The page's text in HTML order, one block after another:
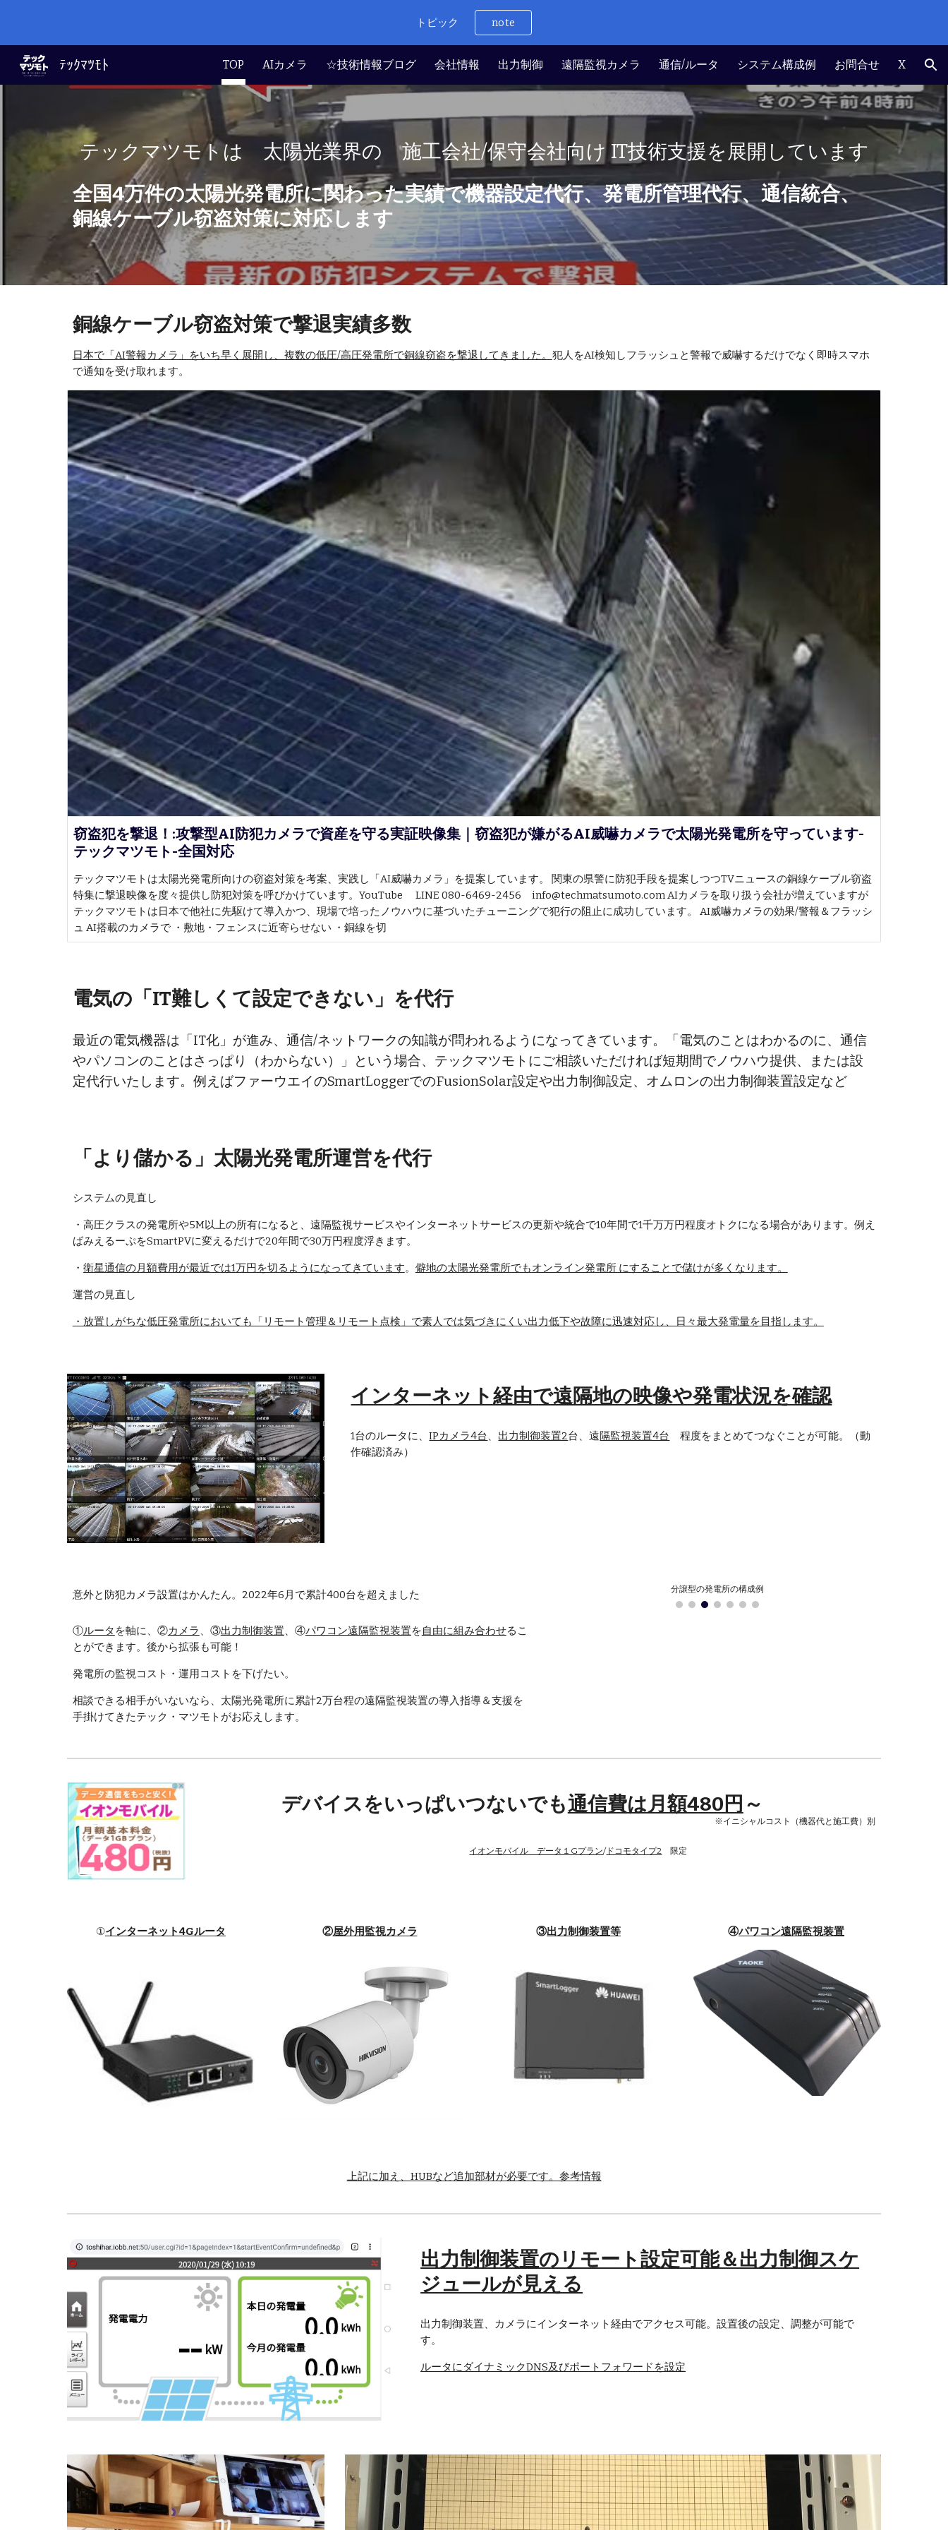
トピック note
ﾃｯｸﾏﾂﾓﾄ TOP AIカメラ ☆技術情報ブログ 会社情報 出力制御 遠隔監視カメラ 通信/ルータ システム構成例 お問合せ X
テックマツモトは 太陽光業界の 施工会社/保守会社向け IT技術支援を展開しています
全国4万件の太陽光発電所に関わった実績で機器設定代行、発電所管理代行、通信統合、
銅線ケーブル窃盗対策に対応します
銅線ケーブル窃盗対策で撃退実績多数
日本で「AI警報カメラ」をいち早く展開し、複数の低圧/高圧発電所で銅線窃盗を撃退してきました。 犯人をAI検知しフラッシュと警報で威嚇するだけでなく即時スマホ
で通知を受け取れます。
窃盗犯を撃退！:攻撃型AI防犯カメラで資産を守る実証映像集｜窃盗犯が嫌がるAI威嚇カメラで太陽光発電所を守っています-
テックマツモト-全国対応
テックマツモトは太陽光発電所向けの窃盗対策を考案、実践し「AI威嚇カメラ」を提案しています。 関東の県警に防犯手段を提案しつつTVニュースの銅線ケーブル窃盗
特集に撃退映像を度々提供し防犯対策を呼びかけています。YouTube LINE 080-6469-2456 info@techmatsumoto.com AIカメラを取り扱う会社が増えていますが
テックマツモトは日本で他社に先駆けて導入かつ、現場で培ったノウハウに基づいたチューニングで犯行の阻止に成功しています。 AI威嚇カメラの効果/警報＆フラッシ
ュ AI搭載のカメラで ・敷地・フェンスに近寄らせない ・銅線を切
電気の「IT難しくて設定できない」を代行
最近の電気機器は「IT化」が進み、通信/ネットワークの知識が問われるようになってきています。「電気のことはわかるのに、通信
やパソコンのことはさっぱり（わからない）」という場合、テックマツモトにご相談いただければ短期間でノウハウ提供、または設
定代行いたします。例えばファーウエイのSmartLoggerでのFusionSolar設定や出力制御設定、オムロンの出力制御装置設定など
「より儲かる」太陽光発電所運営を代行
システムの見直し
・高圧クラスの発電所や5M以上の所有になると、遠隔監視サービスやインターネットサービスの更新や統合で10年間で1千万万円程度オトクになる場合があります。例え
ばみえるーぷをSmartPVに変えるだけで20年間で30万円程度浮きます。
・ 衛星通信の月額費用が最近では1万円を切るようになってきています。 僻地の太陽光発電所でもオンライン発電所 にすることで儲けが多くなります。
運営の見直し
・放置しがちな低圧発電所においても「リモート管理＆リモート点検」で素人では気づきにくい出力低下や故障に迅速対応し、日々最大発電量を目指します。
インターネット経由で遠隔地の映像や発電状況を確認
1台のルータに、IPカメラ4台、 出力制御装置2台、遠隔監視装置4台 程度をまとめてつなぐことが可能。（動
作確認済み）
意外と防犯カメラ設置はかんたん。2022年6月で累計400台を超えました
①ルータ を軸に、②カメラ 、③出力制御装置、④パワコン遠隔監視装置を自由に組み合わせるこ
とができます。後から拡張も可能！
発電所の監視コスト・運用コストを下げたい。
相談できる相手がいないなら、太陽光発電所に累計2万台程の遠隔監視装置の導入指導＆支援を
手掛けてきたテック・マツモトがお応えします。
出力制御とカメラ
デバイスをいっぱいつないでも通信費は月額480円 ～
※イニシャルコスト（機器代と施工費）別
イオンモバイル データ１Gプラン/ドコモタイプ2 限定
①インターネット4Gルータ ②屋外用監視カメラ ③出力制御装置等 ④パワコン遠隔監視装置
上記に加え、HUBなど追加部材が必要です。参考情報
出力制御装置のリモート設定可能＆出力制御スケ
ジュールが見える
出力制御装置、カメラにインターネット経由でアクセス可能。設置後の設定、調整が可能で
す。
ルータにダイナミックDNS及びポートフォワードを設定